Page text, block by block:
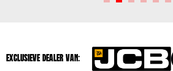
Exclusieve dealer van: